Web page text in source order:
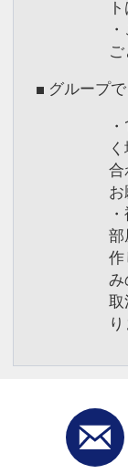
■ グループ
合
お
部
作
み
取
り